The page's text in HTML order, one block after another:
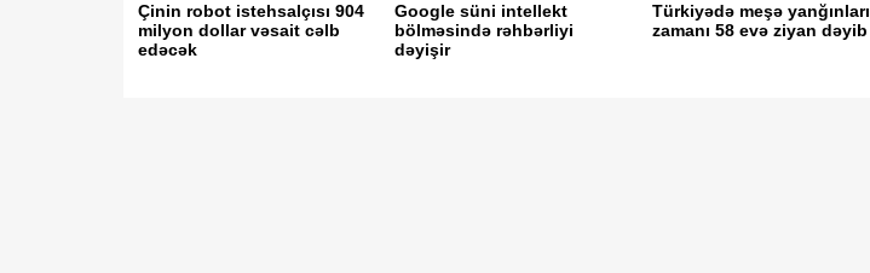
Çinin robot istehsalçısı 904
milyon dollar vəsait cəlb
edəcək
Google süni intellekt
bölməsində rəhbərliyi
dəyişir
Türkiyədə meşə yanğınları
zamanı 58 evə ziyan dəyib